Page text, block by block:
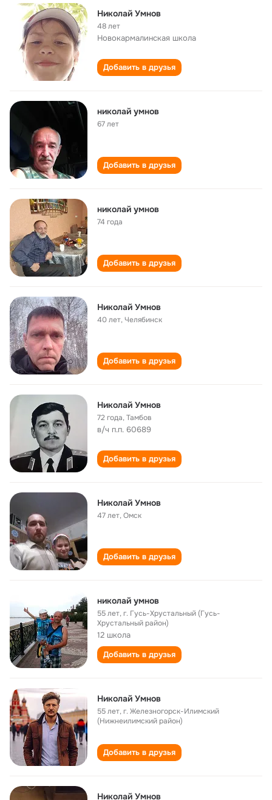
Николай Умнов
48 лет
Новокармалинская школа
Добавить в друзья
николай умнов
67 лет
Добавить в друзья
николай умнов
74 года
Добавить в друзья
Николай Умнов
40 лет,Челябинск
Добавить в друзья
Николай Умнов
72 года,Тамбов
в/ч п.п. 60689
Добавить в друзья
Николай Умнов
47 лет,Омск
Добавить в друзья
николай умнов
55 лет,г. Гусь-Хрустальный (Гусь-
Хрустальный район)
12 школа
Добавить в друзья
Николай Умнов
55 лет,г. Железногорск-Илимский
(Нижнеилимский район)
Добавить в друзья
Николай Умнов